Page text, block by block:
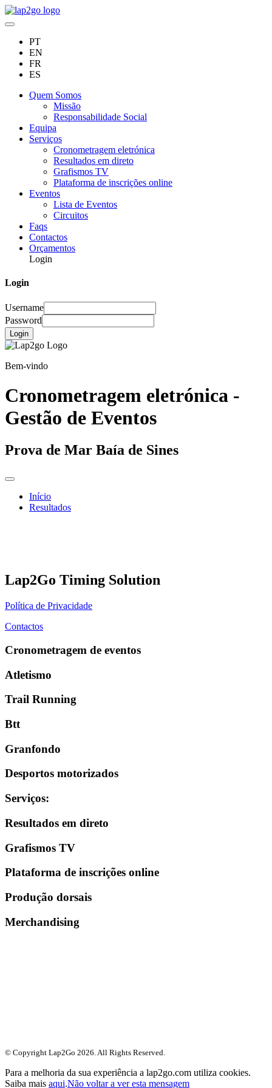
PT
EN
FR
ES
Quem Somos
Missão
Responsabilidade Social
Equipa
Serviços
Cronometragem eletrónica
Resultados em direto
Grafismos TV
Plataforma de inscrições online
Eventos
Lista de Eventos
Circuitos
Faqs
Contactos
Orçamentos
Login
Login
Username
Password
Login
Bem-vindo
Cronometragem eletrónica -
Gestão de Eventos
Prova de Mar Baía de Sines
Início
Resultados
Lap2Go Timing Solution
Política de Privacidade
Contactos
Cronometragem de eventos
Atletismo
Trail Running
Btt
Granfondo
Desportos motorizados
Serviços:
Resultados em direto
Grafismos TV
Plataforma de inscrições online
Produção dorsais
Merchandising
© Copyright Lap2Go 2026. All Rights Reserved.
Para a melhoria da sua experiência a lap2go.com utiliza cookies.
Saiba mais aqui.Não voltar a ver esta mensagem